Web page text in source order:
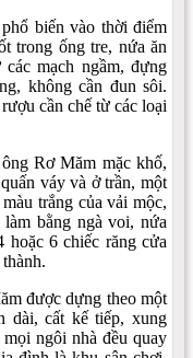
biến vào thời điểm
trong ống tre, nứa ăn
mạch ngầm, đựng
không cần đun sôi.
cần chế từ các loại
Rơ Măm mặc khố,
váy và ở trần, một
trắng của vải mộc,
bằng ngà voi, nứa
hoặc 6 chiếc răng cửa
được dựng theo một
dài, cất kế tiếp, xung
ngôi nhà đều quay